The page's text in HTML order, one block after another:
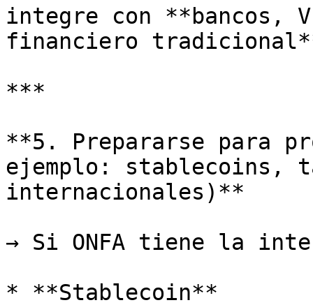
integre con **bancos,
financiero
***
**5. Prepararse para
ejemplo: stablecoins,
internacionales)**
→ Si ONFA tiene la
* **Stablecoin**